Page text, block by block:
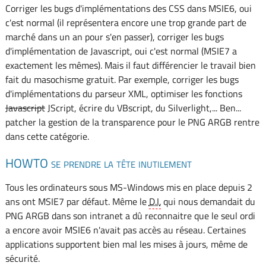
Corriger les bugs d'implémentations des CSS dans MSIE6, oui
c'est normal (il représentera encore une trop grande part de
marché dans un an pour s'en passer), corriger les bugs
d'implémentation de Javascript, oui c'est normal (MSIE7 a
exactement les mêmes). Mais il faut différencier le travail bien
fait du masochisme gratuit. Par exemple, corriger les bugs
d'implémentations du parseur XML, optimiser les fonctions
JavascriptJScript, écrire du VBscript, du Silverlight,... Ben...
patcher la gestion de la transparence pour le PNG ARGB rentre
dans cette catégorie.
HOWTO se prendre la tête inutilement
Tous les ordinateurs sous MS-Windows mis en place depuis 2
ans ont MSIE7 par défaut. Même leD.I.qui nous demandait du
PNG ARGB dans son intranet a dû reconnaitre que le seul ordi
a encore avoir MSIE6 n'avait pas accès au réseau. Certaines
applications supportent bien mal les mises à jours, même de
sécurité.